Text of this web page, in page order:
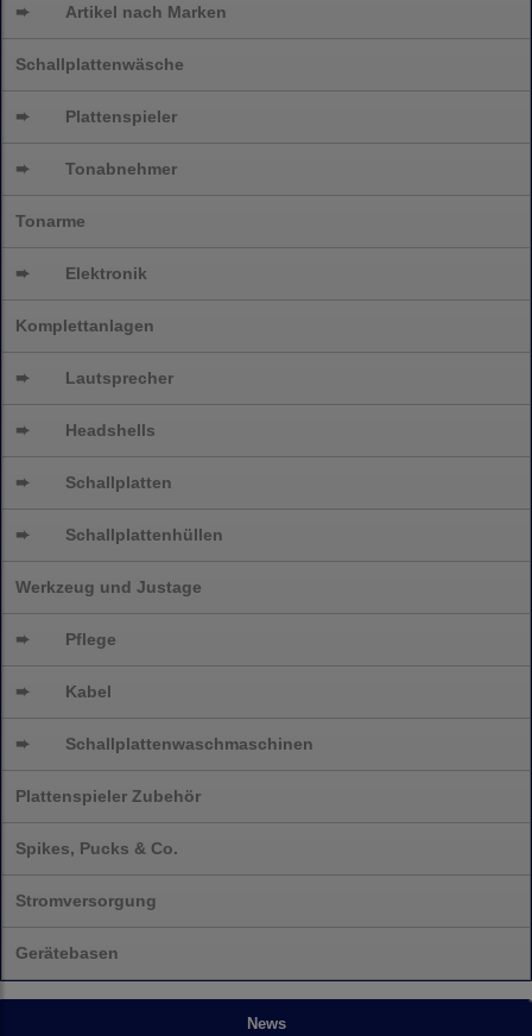
➨ Artikel nach Marken
Schallplattenwäsche
➨ Plattenspieler
➨ Tonabnehmer
Tonarme
➨ Elektronik
Komplettanlagen
➨ Lautsprecher
➨ Headshells
➨ Schallplatten
➨ Schallplattenhüllen
Werkzeug und Justage
➨ Pflege
➨ Kabel
➨ Schallplattenwaschmaschinen
Plattenspieler Zubehör
Spikes, Pucks & Co.
Stromversorgung
Gerätebasen
News